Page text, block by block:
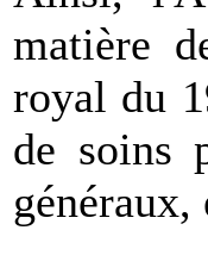
matière
royal du
de soins
généraux,